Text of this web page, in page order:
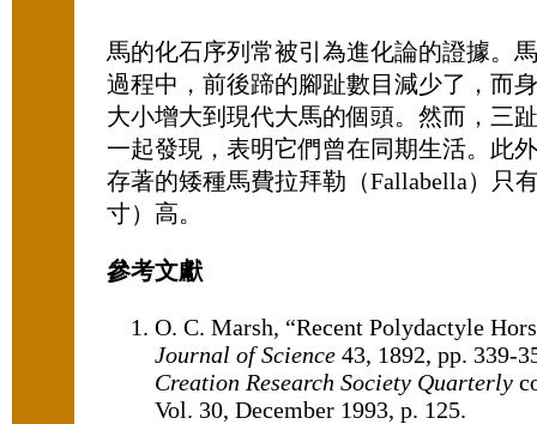
馬的化石序列常被引為進化論的證據。
過程中，前後蹄的腳趾數目減少了，而
大小增大到現代大馬的個頭。然而，三
一起發現，表明它們曾在同期生活。此
存著的矮種馬費拉拜勒（Fallabella）只
寸）高。
參考文獻
O. C. Marsh, “Recent Polydactyle
Journal of Science 43, 1892, pp. 339-
Creation Research Society Quarterly
Vol. 30, December 1993, p. 125.